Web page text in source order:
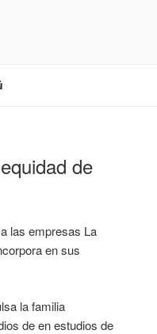
de
las empresas La
en sus
la familia
de en estudios de